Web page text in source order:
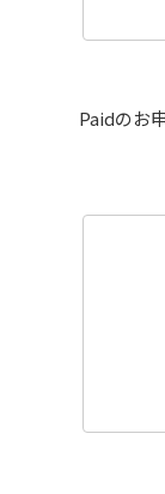
Paidのお